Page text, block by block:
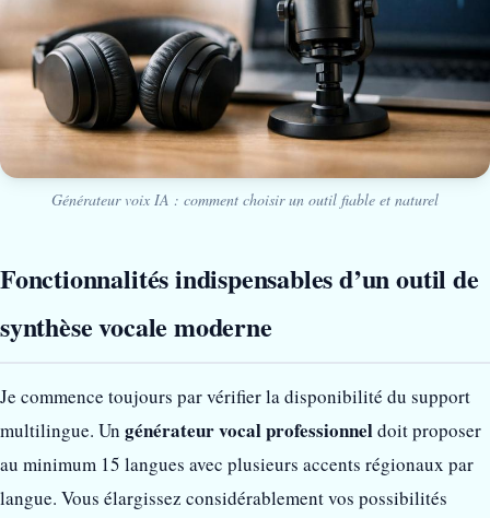
Générateur voix IA : comment choisir un outil fiable et naturel
Fonctionnalités indispensables d’un outil de
synthèse vocale moderne
Je commence toujours par vérifier la disponibilité du support
multilingue. Un générateur vocal professionneldoit proposer
au minimum 15 langues avec plusieurs accents régionaux par
langue. Vous élargissez considérablement vos possibilités